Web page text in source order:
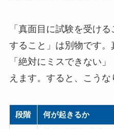
「真面目に試験を受け
すること」は別物です
「絶対にミスできない
えます。すると、こうな
段階 何が起きるか